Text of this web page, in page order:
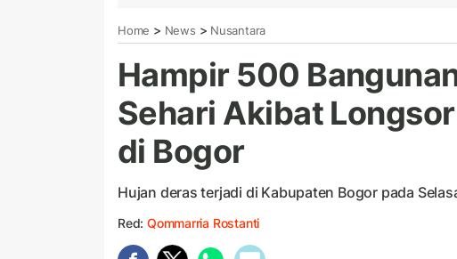
Home > News > Nusantara
Hampir 500
Sehari Akibat
di Bogor
Hujan deras terjadi di Kabupaten Bogor pada
Red: Qommarria Rostanti